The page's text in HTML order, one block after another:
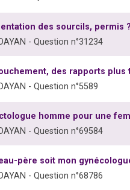
des sourcils, permis ?
- Question n°31234
des rapports
- Question n°5589
homme pour une
- Question n°69584
père soit mon
- Question n°68786